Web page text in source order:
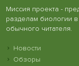
Миссия проекта -
разделам биологии
обычного читателя.
Новости
Обзоры